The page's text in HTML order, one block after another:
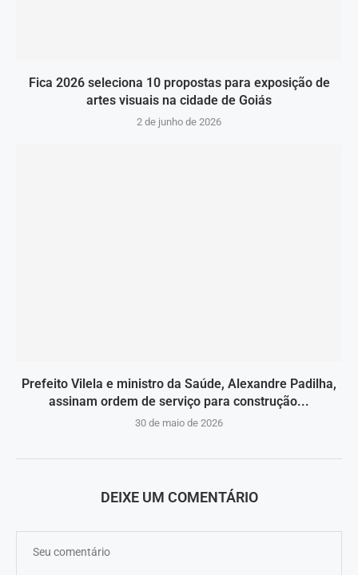
Fica 2026 seleciona 10 propostas para exposição de
artes visuais na cidade de Goiás
2 de junho de 2026
Prefeito Vilela e ministro da Saúde, Alexandre Padilha,
assinam ordem de serviço para construção...
30 de maio de 2026
DEIXE UM COMENTÁRIO